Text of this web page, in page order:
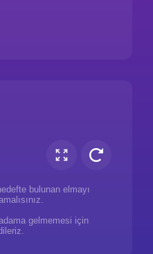
bulunan elmayı
gelmemesi için